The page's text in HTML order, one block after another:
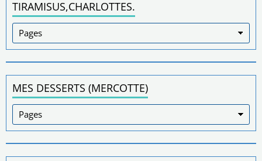
TIRAMISUS,CHARLOTTES.
MES DESSERTS (MERCOTTE)